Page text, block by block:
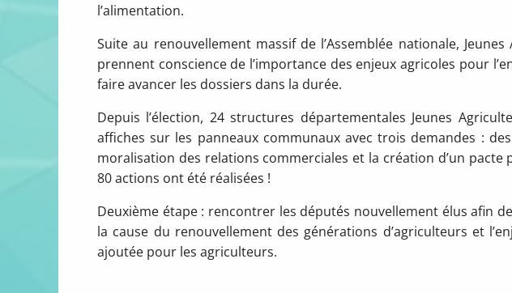
l’alimentation.
Suite au renouvellement massif de l’Assemblée nationale,
prennent conscience de l’importance des enjeux agricoles pour
faire avancer les dossiers dans la durée.
Depuis l’élection, 24 structures départementales Jeunes
affiches sur les panneaux communaux avec trois demandes :
moralisation des relations commerciales et la création d’un
80 actions ont été réalisées !
Deuxième étape : rencontrer les députés nouvellement élus afin
la cause du renouvellement des générations d’agriculteurs et
ajoutée pour les agriculteurs.